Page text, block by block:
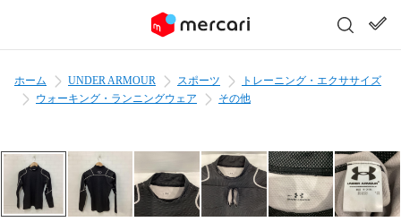
ホーム UNDER ARMOUR スポーツ
トレーニング・エクササイズ
ウォーキング・ランニングウェア
その他